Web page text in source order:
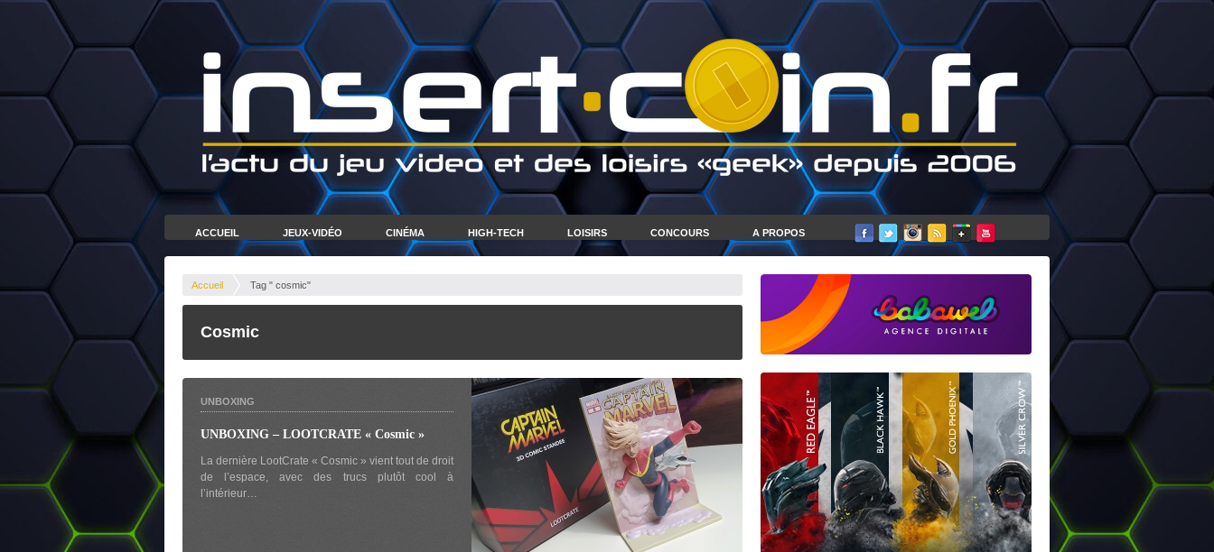
ACCUEIL JEUX-VIDÉO CINÉMA HIGH-TECH LOISIRS CONCOURS A PROPOS
Accueil Tag " cosmic"
Cosmic
UNBOXING
UNBOXING – LOOTCRATE « Cosmic »
La dernière LootCrate « Cosmic » vient tout de droit
de l’espace, avec des trucs plutôt cool à
l’intérieur…